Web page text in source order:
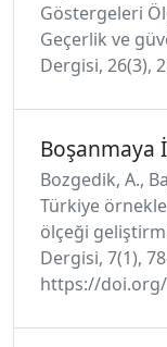
Göstergeleri
Geçerlik ve
Dergisi, 26(3),
Boşanmaya
Bozgedik, A.,
Türkiye
ölçeği
Dergisi, 7(1),
https://doi.org/